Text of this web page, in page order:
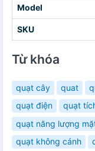
Model
SKU
Từ khóa
quạt cây quat
quạt điện
quạt
quạt năng lượng
quạt không cánh